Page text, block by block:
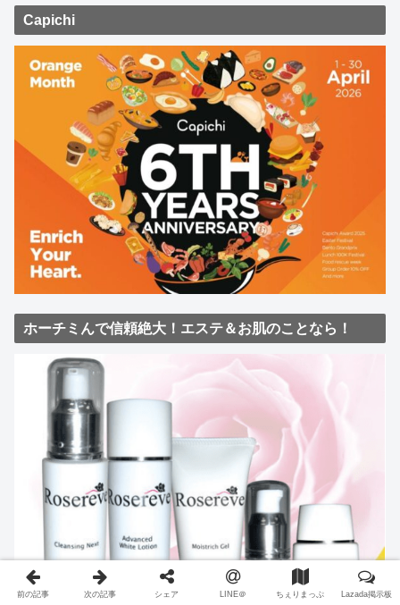
Capichi
ホーチミんで信頼絶大！エステ＆お肌のことなら！
前の記事 次の記事 シェア LINE＠ ちぇりまっぷ Lazada掲示板